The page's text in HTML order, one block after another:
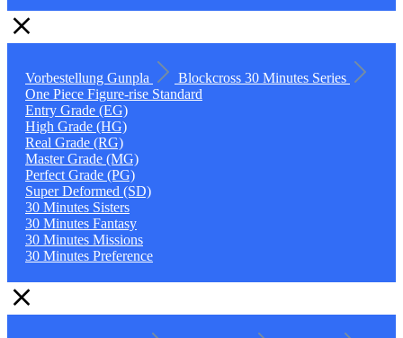
Vorbestellung Gunpla Blockcross 30 Minutes Series
One Piece Figure-rise Standard
Entry Grade (EG)
High Grade (HG)
Real Grade (RG)
Master Grade (MG)
Perfect Grade (PG)
Super Deformed (SD)
30 Minutes Sisters
30 Minutes Fantasy
30 Minutes Missions
30 Minutes Preference